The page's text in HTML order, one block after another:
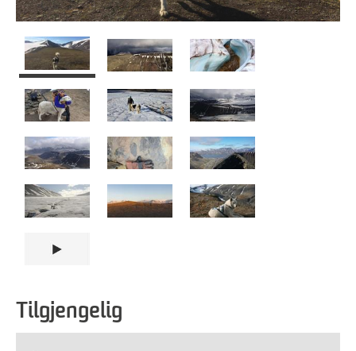
Tilgjengelig